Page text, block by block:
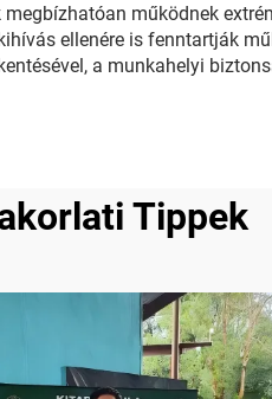
működnek
ellenére is fenntartják
a munkahelyi
Tippek